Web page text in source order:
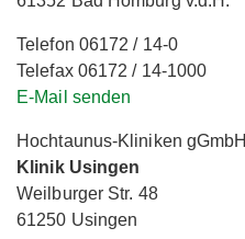
Telefon 06172 / 14-0
Telefax 06172 / 14-1000
E-Mail senden
Hochtaunus-Kliniken gGmbH
Klinik Usingen
Weilburger Str. 48
61250 Usingen